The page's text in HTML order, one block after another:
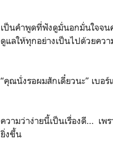
เป็นคำพูดที่ฟังดูมั่นอกมั่นใจจ
ดูแลให้ทุกอย่างเป็นไปด้วยคว
“คุณนั่งรอผมสักเดี๋ยวนะ” เบอ
ความว่าง่ายนี้เป็นเรื่องดี... เพ
ยิ่งขึ้น